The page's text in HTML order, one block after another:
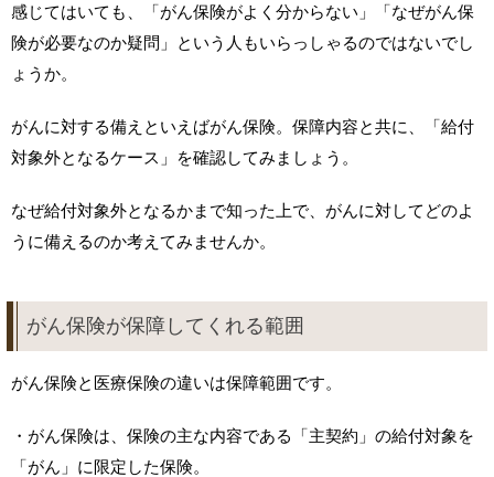
感じてはいても、「がん保険がよく分からない」「なぜがん保
険が必要なのか疑問」という人もいらっしゃるのではないでし
ょうか。
がんに対する備えといえばがん保険。保障内容と共に、「給付
対象外となるケース」を確認してみましょう。
なぜ給付対象外となるかまで知った上で、がんに対してどのよ
うに備えるのか考えてみませんか。
がん保険が保障してくれる範囲
がん保険と医療保険の違いは保障範囲です。
・がん保険は、保険の主な内容である「主契約」の給付対象を
「がん」に限定した保険。